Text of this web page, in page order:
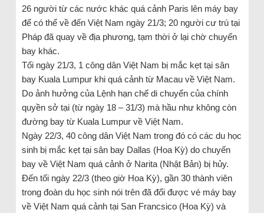
26 người từ các nước khác quá cảnh Paris lên máy bay
để có thể về đến Việt Nam ngày 21/3; 20 người cư trú tại
Pháp đã quay về địa phương, tạm thời ở lại chờ chuyến
bay khác.
Tối ngày 21/3, 1 công dân Việt Nam bị mắc kẹt tại sân
bay Kuala Lumpur khi quá cảnh từ Macau về Việt Nam.
Do ảnh hưởng của Lệnh hạn chế di chuyển của chính
quyền sở tại (từ ngày 18 – 31/3) mà hầu như không còn
đường bay từ Kuala Lumpur về Việt Nam.
Ngày 22/3, 40 công dân Việt Nam trong đó có các du học
sinh bị mắc kẹt tại sân bay Dallas (Hoa Kỳ) do chuyến
bay về Việt Nam quá cảnh ở Narita (Nhật Bản) bị hủy.
Đến tối ngày 22/3 (theo giờ Hoa Kỳ), gần 30 thành viên
trong đoàn du học sinh nói trên đã đổi được vé máy bay
về Việt Nam quá cảnh tại San Francsico (Hoa Kỳ) và